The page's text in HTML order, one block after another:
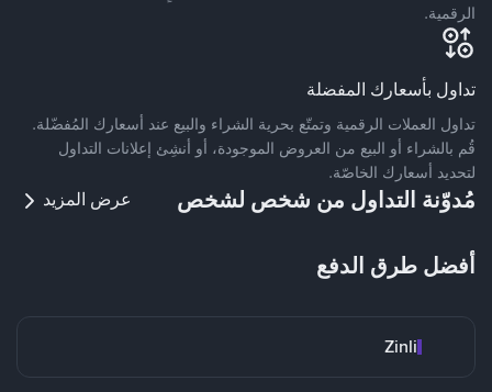
الرقمية.
تداول بأسعارك المفضلة
تداول العملات الرقمية وتمتّع بحرية الشراء والبيع عند أسعارك المُفضّلة.
قُم بالشراء أو البيع من العروض الموجودة، أو أنشِئ إعلانات التداول
لتحديد أسعارك الخاصّة.
مُدوّنة التداول من شخص لشخص عرض المزيد
أفضل طرق الدفع
Zinli